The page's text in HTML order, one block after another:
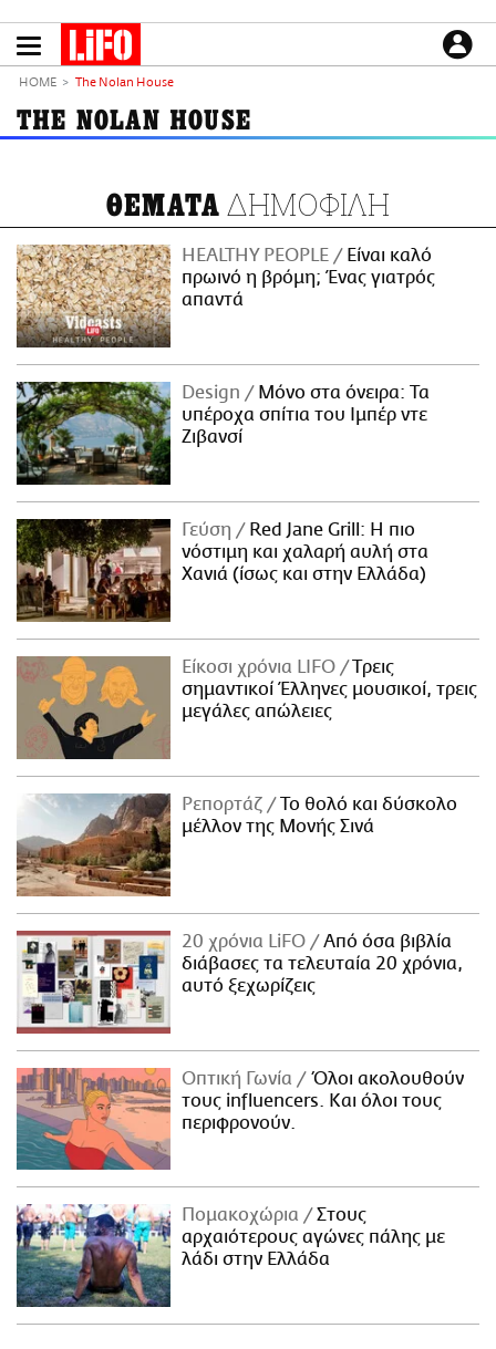
το
LIFO SHOP
NEWSLETTER
ΜΙΚΡΟΠΡΑΓΜΑΤΑ
THE GOOD LIFO
LIFOLAND
CITY GUIDE
ΑΜΠΑ
PRINT
ΕΙΔΗΣΕΙΣ
CULTURE
PODCASTS
Plus
HOME The Nolan House
THE NOLAN HOUSE
ΘΕΜΑΤΑ ΔΗΜΟΦΙΛΗ
HEALTHY PEOPLE
Είναι καλό
πρωινό η βρόμη; Ένας γιατρός
απαντά
Design
Μόνο στα όνειρα: Τα
υπέροχα σπίτια του Ιμπέρ ντε
Ζιβανσί
Γεύση
Red Jane Grill: Η πιο
νόστιμη και χαλαρή αυλή στα
Χανιά (ίσως και στην Ελλάδα)
Είκοσι χρόνια LIFO
Tρεις
σημαντικοί Έλληνες μουσικοί, τρεις
μεγάλες απώλειες
Ρεπορτάζ
Το θολό και δύσκολο
μέλλον της Μονής Σινά
20 χρόνια LiFO
Από όσα βιβλία
διάβασες τα τελευταία 20 χρόνια,
αυτό ξεχωρίζεις
Οπτική Γωνία
Όλοι ακολουθούν
τους influencers. Και όλοι τους
περιφρονούν.
Πομακοχώρια
Στους
αρχαιότερους αγώνες πάλης με
λάδι στην Ελλάδα